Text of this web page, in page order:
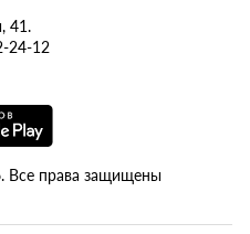
41.
24-12
Все права защищены